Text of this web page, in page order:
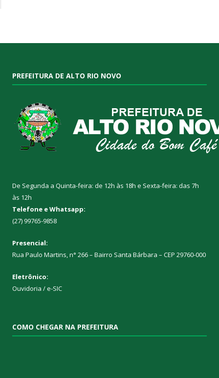
PREFEITURA DE ALTO RIO NOVO
De Segunda a Quinta-feira: de 12h às 18h e Sexta-feira: das 7h
às 12h
Telefone e Whatsapp:
(27) 99765-9858
Presencial:
Rua Paulo Martins, n° 266 – Bairro Santa Bárbara – CEP 29760-000
Eletrônico:
Ouvidoria /e-SIC
COMO CHEGAR NA PREFEITURA